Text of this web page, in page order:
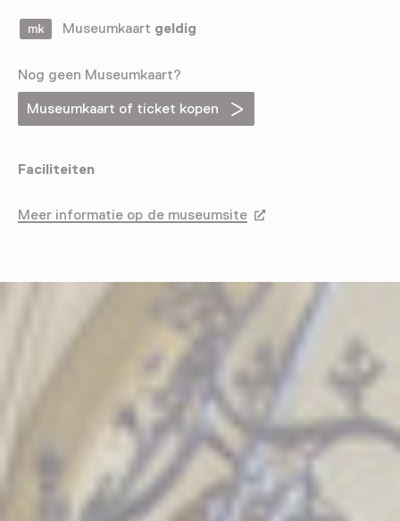
Museumkaart geldig
Nog geen Museumkaart?
Museumkaart of ticket kopen
Faciliteiten
Meer informatie op de museumsiteOpent in een nieuw